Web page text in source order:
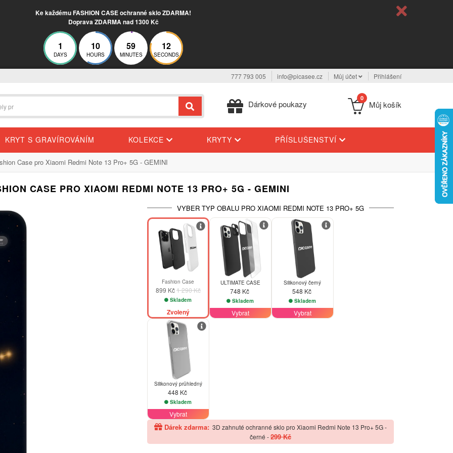
Ke každému FASHION CASE ochranné sklo ZDARMA!
Doprava ZDARMA nad 1300 Kč
1
DAYS
10
HOURS
59
MINUTES
12
SECONDS
777 793 005 info@picasee.cz Můj účet Přihlášení
Dárkové poukazy
0
Můj košík
KRYT S GRAVÍROVÁNÍM KOLEKCE KRYTY PŘÍSLUŠENSTVÍ
Case pro Xiaomi Redmi Note 13 Pro+ 5G - GEMINI
CASE PRO XIAOMI REDMI NOTE 13 PRO+ 5G - GEMINI
VYBER TYP OBALU PRO XIAOMI REDMI NOTE 13 PRO+ 5G
-30%
Fashion Case
899 Kč1 290 Kč
Skladem
Zvolený
ULTIMATE CASE
748 Kč
Skladem
Vybrat
Silikonový černý
548 Kč
Skladem
Vybrat
Silikonový průhledný
448 Kč
Skladem
Vybrat
Dárek zdarma: 3D zahnuté ochranné sklo pro Xiaomi Redmi Note 13 Pro+ 5G -
černé -299 Kč